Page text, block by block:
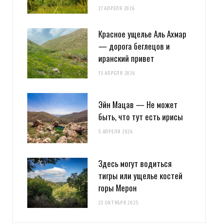
27 АПРЕЛЯ 2026
Красное ущелье Аль Ахмар
— дорога беглецов и
иранский привет
13 АПРЕЛЯ 2026
Эйн Мацав — Не может
быть, что тут есть ирисы
5 АПРЕЛЯ 2026
Здесь могут водиться
тигры или ущелье костей
горы Мерон
23 ОКТЯБРЯ 2025